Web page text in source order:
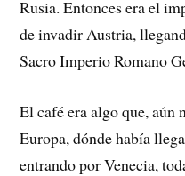
Rusia. Entonces era el
de invadir Austria,
Sacro Imperio Romano
El café era algo que, aún
Europa, dónde había
entrando por Venecia,